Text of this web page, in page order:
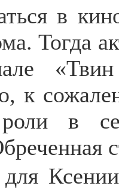
в
Тогда
к
в